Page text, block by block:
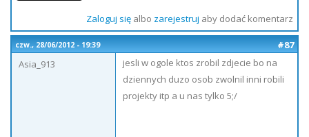
Zaloguj sięalbo zarejestruj aby dodać komentarz
czw., 28/06/2012 - 19:39
#87
Asia_913
jesli w ogole ktos zrobil zdjecie bo na
dziennych duzo osob zwolnil inni robili
projekty itp a u nas tylko 5;/